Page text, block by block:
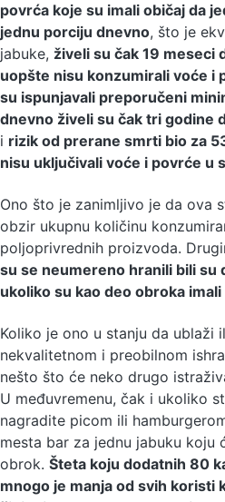
povrća koje su imali običaj da
jednu porciju dnevno, što je
jabuke, živeli su čak 19 meseci
uopšte nisu konzumirali voće i
su ispunjavali preporučeni
dnevno živeli su čak tri godine
i rizik od prerane smrti bio za
nisu uključivali voće i povrće u
Ono što je zanimljivo je da ova
obzir ukupnu količinu
poljoprivrednih proizvoda.
su se neumereno hranili bili su
ukoliko su kao deo obroka
Koliko je ono u stanju da ublaži
nekvalitetnom i preobilnom
nešto što će neko drugo
U međuvremenu, čak i ukoliko
nagradite picom ili
mesta bar za jednu jabuku koju
obrok. Šteta koju dodatnih 80
mnogo je manja od svih koristi